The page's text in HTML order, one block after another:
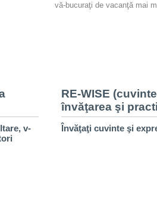
vă-bucuraţi de vacanţă mai
v-
RE-WISE
învăţarea şi
Învăţaţi cuvinte şi